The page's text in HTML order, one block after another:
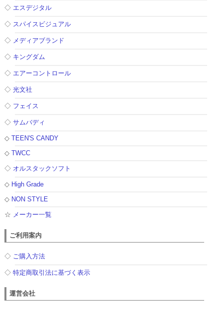
◇ エスデジタル
◇ スパイスビジュアル
◇ メディアブランド
◇ キングダム
◇ エアーコントロール
◇光文社
◇ フェイス
◇サムバディ
◇TEEN'S CANDY
◇TWCC
◇ オルスタックソフト
◇ High Grade
◇ NON STYLE
☆ メーカー一覧
ご利用案内
◇ ご購入方法
◇特定商取引法に基づく表示
運営会社